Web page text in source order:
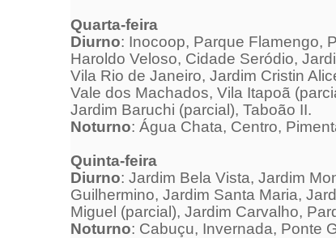
Quarta-feira
Diurno: Inocoop, Parque Flamengo,
Haroldo Veloso, Cidade Seródio,
Vila Rio de Janeiro, Jardim Cristin
Vale dos Machados, Vila Itapoã
Jardim Baruchi (parcial), Taboão II.
Noturno: Água Chata, Centro,
Quinta-feira
Diurno: Jardim Bela Vista, Jardim
Guilhermino, Jardim Santa Maria,
Miguel (parcial), Jardim Carvalho,
Noturno: Cabuçu, Invernada, Ponte